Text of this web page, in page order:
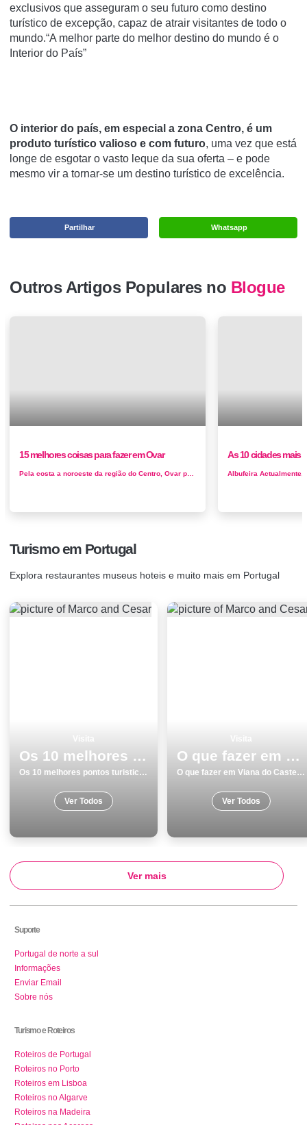
exclusivos que asseguram o seu futuro como destino
turístico de excepção, capaz de atrair visitantes de todo o
mundo.“A melhor parte do melhor destino do mundo é o
Interior do País”
O interior do país, em especial a zona Centro, é um
produto turístico valioso e com futuro, uma vez que está
longe de esgotar o vasto leque da sua oferta – e pode
mesmo vir a tornar-se um destino turístico de excelência.
Whatsapp
Partilhar
Outros Artigos Populares no Blogue
15 melhores coisas para fazer em Ovar As 10 cidades mais
Turismo em Portugal
Explora restaurantes museus hoteis e muito mais em Portugal
Os 10 melhores pontos turisticos para visitar em Leiria
Os 10 melhores pontos turisticos para visitar em Leiria
Ver Todos
O que fazer em Viana do Castelo os 12 melhores pontos turisticos
O que fazer em Viana do Castelo os 12 melhores pontos turisticos
Ver Todos
Ver mais
Suporte
Portugal de norte a sul
Informações
Enviar Email
Sobre nós
Turismo e Roteiros
Roteiros de Portugal
Roteiros no Porto
Roteiros em Lisboa
Roteiros no Algarve
Roteiros na Madeira